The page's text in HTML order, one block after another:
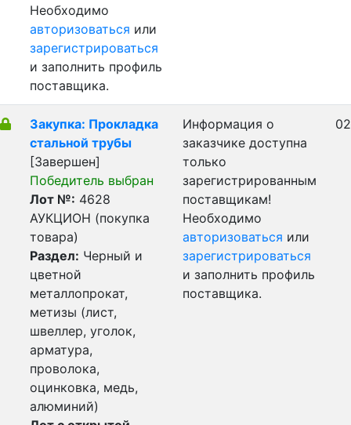
Необходимо
авторизоваться или
зарегистрироваться
и заполнить профиль
поставщика.
Закупка: Прокладка
стальной трубы
[Завершен]
Победитель выбран
Лот №: 4628
АУКЦИОН (покупка
товара)
Раздел: Черный и
цветной
металлопрокат,
метизы (лист,
швеллер, уголок,
арматура,
проволока,
оцинковка, медь,
алюминий)
Информация о
заказчике доступна
только
зарегистрированным
поставщикам!
Необходимо
авторизоваться или
зарегистрироваться
и заполнить профиль
поставщика.